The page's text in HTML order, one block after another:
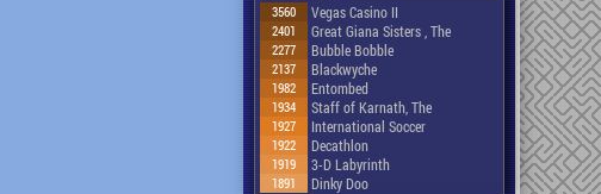
3560 Vegas Casino II
2401 Great Giana Sisters , The
2277 Bubble Bobble
2137 Blackwyche
1982 Entombed
1934 Staff of Karnath, The
1927 International Soccer
1922 Decathlon
1919 3-D Labyrinth
1891 Dinky Doo